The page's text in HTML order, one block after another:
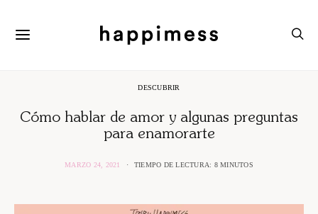
DESCUBRIR
Cómo hablar de amor y algunas preguntas
para enamorarte
MARZO 24, 2021 TIEMPO DE LECTURA: 8 MINUTOS